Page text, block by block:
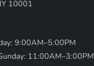
10001
9:00AM–5:00PM
11:00AM–3:00PM